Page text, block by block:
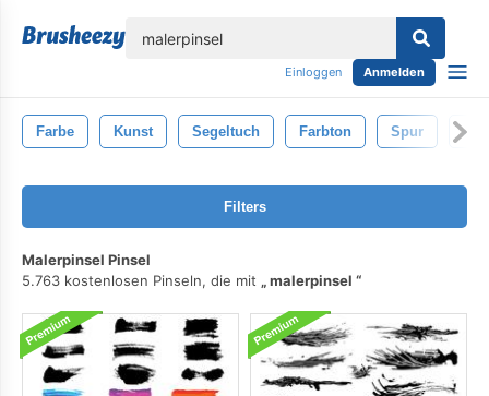
Einloggen Anmelden
Farbe Kunst Segeltuch Farbton Spur
Filters
Malerpinsel Pinsel
5.763 kostenlosen Pinseln, die mit
malerpinsel